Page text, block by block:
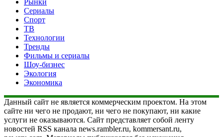
Рынки
Сериалы
Спорт
ТВ
Технологии
Тренды
Фильмы и сериалы
Шоу-бизнес
Экология
Экономика
Данный сайт не является коммерческим проектом. На этом
сайте ни чего не продают, ни чего не покупают, ни какие
услуги не оказываются. Сайт представляет собой ленту
новостей RSS канала news.rambler.ru, kommersant.ru,